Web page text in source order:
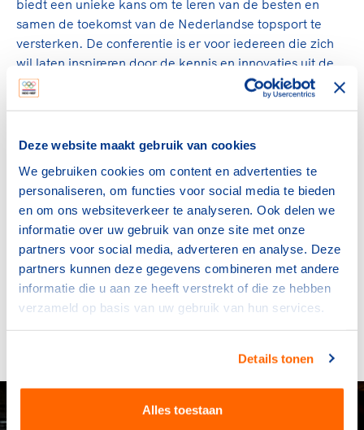
Deze website maakt gebruik van cookies
We gebruiken cookies om content en advertenties te
personaliseren, om functies voor social media te bieden
en om ons websiteverkeer te analyseren. Ook delen we
informatie over uw gebruik van onze site met onze
partners voor social media, adverteren en analyse. Deze
partners kunnen deze gegevens combineren met andere
informatie die u aan ze heeft verstrekt of die ze hebben
verzameld op basis van uw gebruik van hun services.
Details tonen
Alles toestaan
biedt een unieke kans om te leren van de besten en
samen de toekomst van de Nederlandse topsport te
versterken. De conferentie is er voor iedereen die zich
wil laten inspireren door de kennis en innovaties uit de
topsport, met inzichten die bijdragen aan succes in de
hele sportwereld", aldus André Cats, Directeur Topsport
Aanmelden
Mis deze kans niet en meld je vandaag nog
aan! Bekijk het volledige programma, ontdek
meer over de sprekers en registreer je via
de
website van de TeamNL Leaders in
Performance Conference XL . Let op:
Early
Bird-tickets
(25% korting) zijn beschikbaar tot
en met 5 maart.